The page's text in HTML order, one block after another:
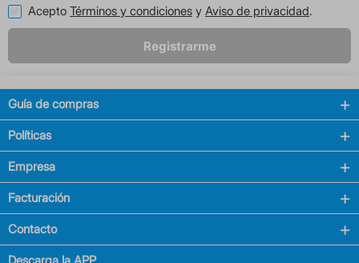
Acepto Términos y condiciones y Aviso de privacidad.
Registrarme
Guía de compras
Políticas
Empresa
Facturación
Contacto